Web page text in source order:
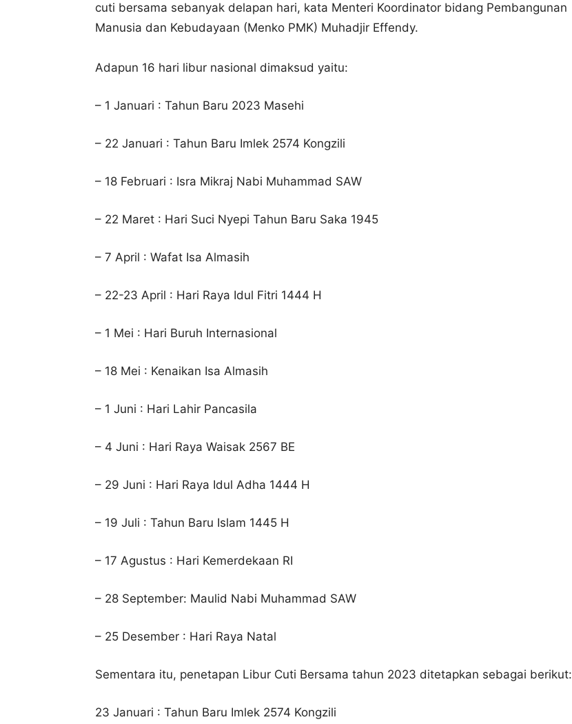
cuti bersama sebanyak delapan hari, kata Menteri Koordinator bidang Pembangunan
Manusia dan Kebudayaan (Menko PMK) Muhadjir Effendy.
Adapun 16 hari libur nasional dimaksud yaitu:
– 1 Januari : Tahun Baru 2023 Masehi
– 22 Januari : Tahun Baru Imlek 2574 Kongzili
– 18 Februari : Isra Mikraj Nabi Muhammad SAW
– 22 Maret : Hari Suci Nyepi Tahun Baru Saka 1945
– 7 April : Wafat Isa Almasih
– 22-23 April : Hari Raya Idul Fitri 1444 H
– 1 Mei : Hari Buruh Internasional
– 18 Mei : Kenaikan Isa Almasih
– 1 Juni : Hari Lahir Pancasila
– 4 Juni : Hari Raya Waisak 2567 BE
– 29 Juni : Hari Raya Idul Adha 1444 H
– 19 Juli : Tahun Baru Islam 1445 H
– 17 Agustus : Hari Kemerdekaan RI
– 28 September: Maulid Nabi Muhammad SAW
– 25 Desember : Hari Raya Natal
Sementara itu, penetapan Libur Cuti Bersama tahun 2023 ditetapkan sebagai berikut:
23 Januari : Tahun Baru Imlek 2574 Kongzili